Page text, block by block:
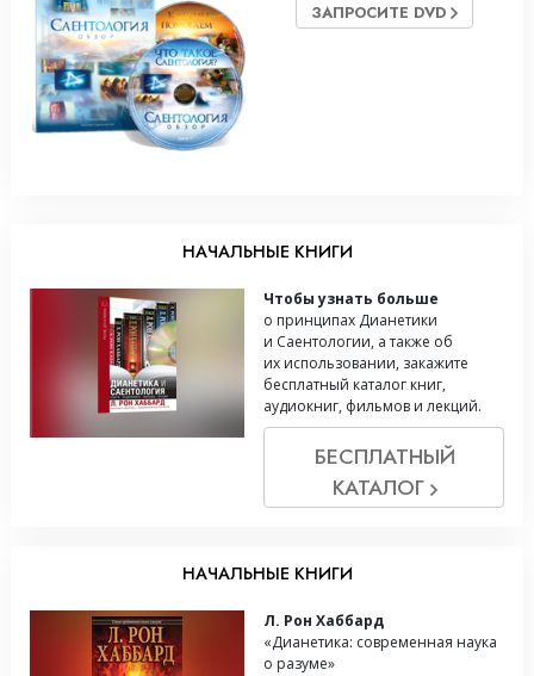
ЗАПРОСИТЕ DVD
НАЧАЛЬНЫЕ КНИГИ
Чтобы узнать больше
о принципах Дианетики
и Саентологии, а также об
их использовании, закажите
бесплатный каталог книг,
аудиокниг, фильмов и лекций.
БЕСПЛАТНЫЙ
КАТАЛОГ
НАЧАЛЬНЫЕ КНИГИ
Л. Рон Хаббард
«Дианетика: современная наука
о разуме»